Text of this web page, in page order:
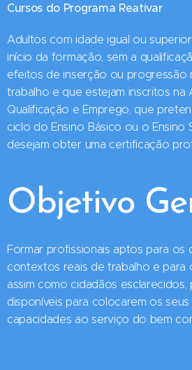
Cursos do Programa Reativar
Adultos com idade igual ou
início da formação, sem a
efeitos de inserção ou progressão
trabalho e que estejam inscritos na
Qualificação e Emprego, que
ciclo do Ensino Básico ou o Ensino
desejam obter uma certificação
Objetivo
Formar profissionais aptos para os
contextos reais de trabalho e para
assim como cidadãos esclarecidos,
disponíveis para colocarem os
capacidades ao serviço do bem